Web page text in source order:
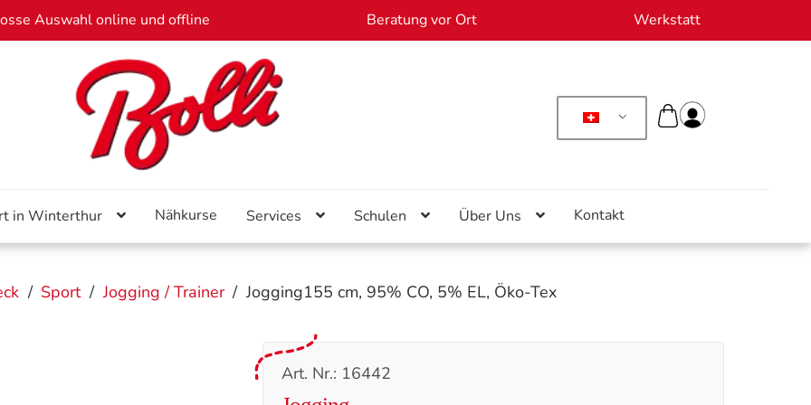
Auswahl online und offline Beratung vor Ort Werkstatt
in Winterthur Nähkurse Services Schulen Über Uns Kontakt
/ Sport / Jogging / Trainer / Jogging155 cm, 95% CO, 5% EL, Öko-Tex
Art. Nr.: 16442